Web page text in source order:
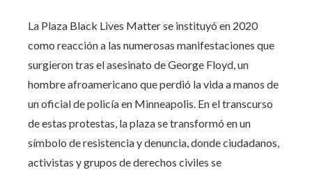
La Plaza Black Lives Matter se instituyó en 2020
como reacción a las numerosas manifestaciones que
surgieron tras el asesinato de George Floyd, un
hombre afroamericano que perdió la vida a manos de
un oficial de policía en Minneapolis. En el transcurso
de estas protestas, la plaza se transformó en un
símbolo de resistencia y denuncia, donde ciudadanos,
activistas y grupos de derechos civiles se